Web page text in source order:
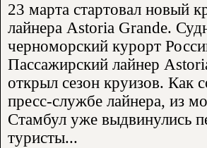
23 марта стартовал новый
лайнера Astoria Grande.
черноморский курорт
Пассажирский лайнер
открыл сезон круизов. Как
пресс-службе лайнера, из
Стамбул уже выдвинулись
туристы...